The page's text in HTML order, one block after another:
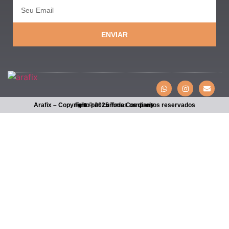
ENVIAR
Arafix – Copyright © 2025 Todos os direitos reservados
Feito por Lumma Company